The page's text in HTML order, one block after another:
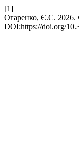
[1]
Огаренко, Є.С.
DOI:https://doi.org/